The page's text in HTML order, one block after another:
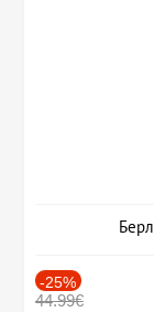
-25%
44.99€